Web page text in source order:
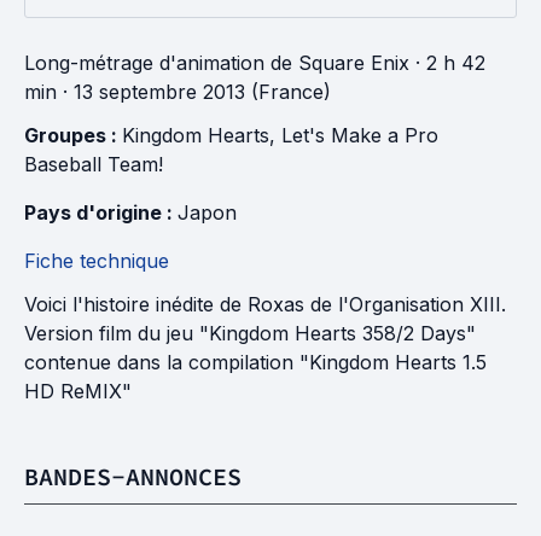
Long-métrage d'animation de Square Enix · 2 h 42
min · 13 septembre 2013 (France)
Groupes : Kingdom Hearts, Let's Make a Pro
Baseball Team!
Pays d'origine : Japon
Fiche technique
Voici l'histoire inédite de Roxas de l'Organisation XIII.
Version film du jeu "Kingdom Hearts 358/2 Days"
contenue dans la compilation "Kingdom Hearts 1.5
HD ReMIX"
BANDES-ANNONCES